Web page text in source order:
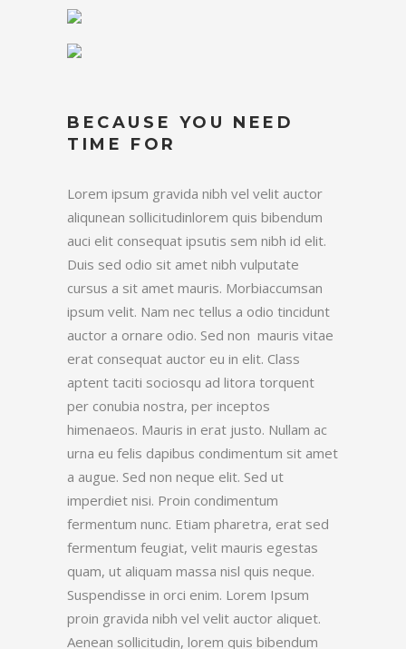
BECAUSE YOU NEED
TIME FOR
Lorem ipsum gravida nibh vel velit auctor
aliqunean sollicitudinlorem quis bibendum
auci elit consequat ipsutis sem nibh id elit.
Duis sed odio sit amet nibh vulputate
cursus a sit amet mauris. Morbiaccumsan
ipsum velit. Nam nec tellus a odio tincidunt
auctor a ornare odio. Sed non mauris vitae
erat consequat auctor eu in elit. Class
aptent taciti sociosqu ad litora torquent
per conubia nostra, per inceptos
himenaeos. Mauris in erat justo. Nullam ac
urna eu felis dapibus condimentum sit amet
a augue. Sed non neque elit. Sed ut
imperdiet nisi. Proin condimentum
fermentum nunc. Etiam pharetra, erat sed
fermentum feugiat, velit mauris egestas
quam, ut aliquam massa nisl quis neque.
Suspendisse in orci enim. Lorem Ipsum
proin gravida nibh vel velit auctor aliquet.
Aenean sollicitudin, lorem quis bibendum